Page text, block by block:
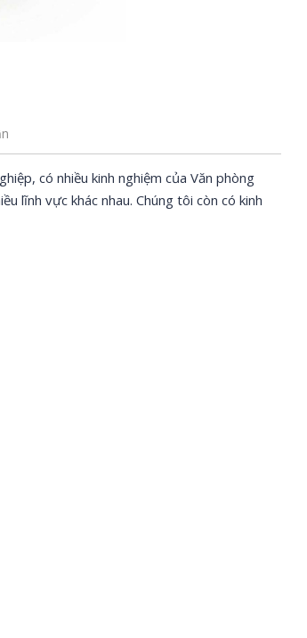
có nhiều kinh nghiệm của Văn phòng
lĩnh vực khác nhau. Chúng tôi còn có kinh